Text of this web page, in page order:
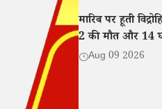
मारिब पर हूती
2 की मौत और 14
Aug 09 2026